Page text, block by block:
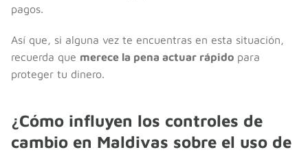
pagos.
Así que, si alguna vez te encuentras en esta situación,
recuerda que merece la pena actuar rápido para
proteger tu dinero.
¿Cómo influyen los controles de
cambio en Maldivas sobre el uso de